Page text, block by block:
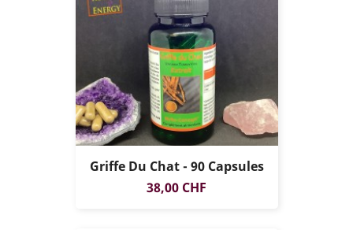
Griffe Du Chat - 90 Capsules
Prix
38,00 CHF